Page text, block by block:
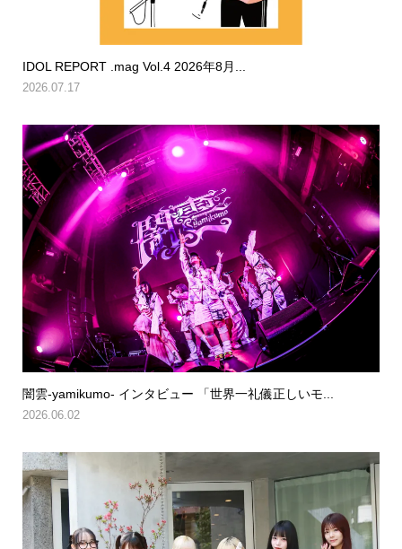
IDOL REPORT .mag Vol.4 2026年8月...
2026.07.17
闇雲-yamikumo- インタビュー 「世界一礼儀正しいモ...
2026.06.02